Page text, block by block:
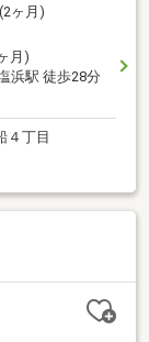
ヶ月)
月)
浜駅 徒歩28分
４丁目